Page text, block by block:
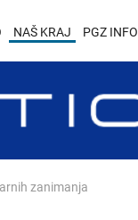
NAŠ KRAJ PGZ INFO
zanimanja